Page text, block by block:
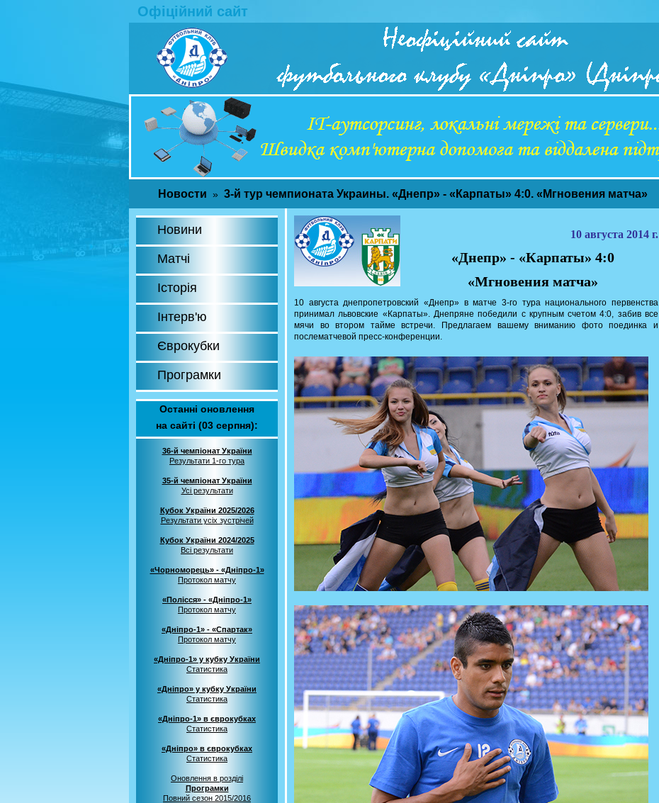
Офіційний сайт
Новости » 3-й тур чемпионата Украины. «Днепр» - «Карпаты» 4:0. «Мгновения матча»
Новини
Матчі
Історія
Інтерв'ю
Єврокубки
Програмки
Останні оновлення
на сайті (03 серпня):
36-й чемпіонат України
Результати 1-го тура
35-й чемпіонат України
Усі результати
Кубок України 2025/2026
Результати усіх зустрічей
Кубок України 2024/2025
Всі результати
«Чорноморець» - «Дніпро-1»
Протокол матчу
«Полісся» - «Дніпро-1»
Протокол матчу
«Дніпро-1» - «Спартак»
Протокол матчу
«Дніпро-1» у кубку України
Статистика
«Дніпро» у кубку України
Статистика
«Дніпро-1» в єврокубках
Статистика
«Дніпро» в єврокубках
Статистика
Оновлення в розділі
Програмки
Повний сезон 2015/2016
10 августа 2014 г.
«Днепр» - «Карпаты» 4:0
«Мгновения матча»
10 августа днепропетровский «Днепр» в матче 3-го тура национального первенства
принимал львовские «Карпаты». Днепряне победили с крупным счетом 4:0, забив все
мячи во втором тайме встречи. Предлагаем вашему вниманию фото поединка и
послематчевой пресс-конференции.